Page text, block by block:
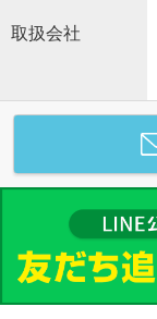
取扱会社